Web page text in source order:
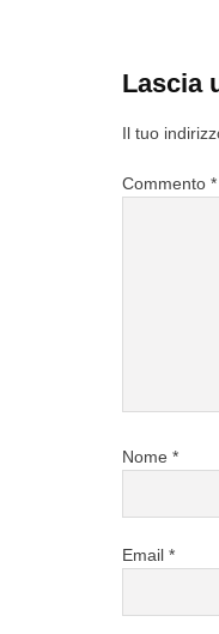
Lascia
Il tuo
Commento *
Nome *
Email *